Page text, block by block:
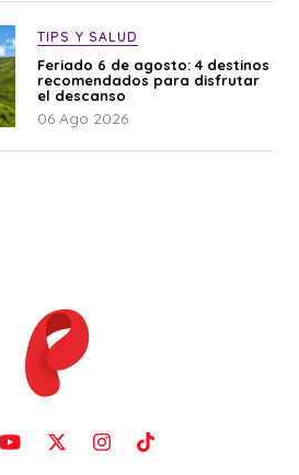
TIPS Y SALUD
Feriado 6 de agosto: 4 destinos
recomendados para disfrutar
el descanso
06 Ago 2026